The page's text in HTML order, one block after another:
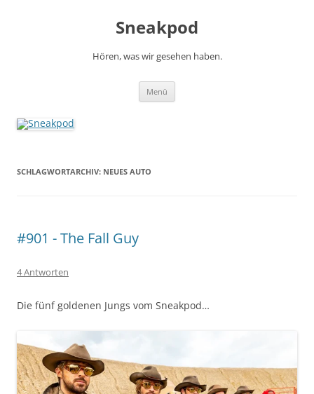
Sneakpod
Hören, was wir gesehen haben.
Menü
SCHLAGWORTARCHIV: NEUES AUTO
#901 - The Fall Guy
4 Antworten
Die fünf goldenen Jungs vom Sneakpod…